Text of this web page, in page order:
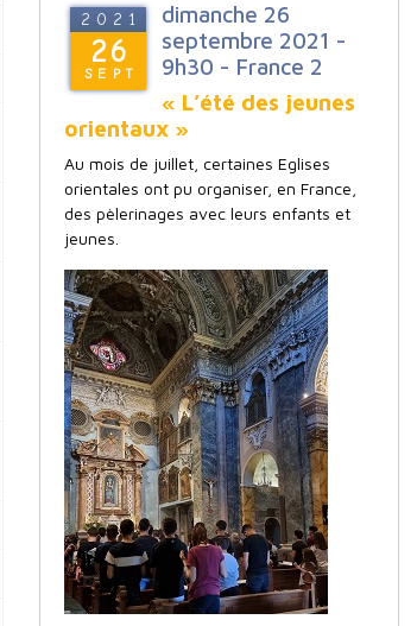
2021
26
SEPT
dimanche 26
septembre 2021 -
9h30 - France 2
« L’été des jeunes
orientaux »
Au mois de juillet, certaines Eglises
orientales ont pu organiser, en France,
des pèlerinages avec leurs enfants et
jeunes.